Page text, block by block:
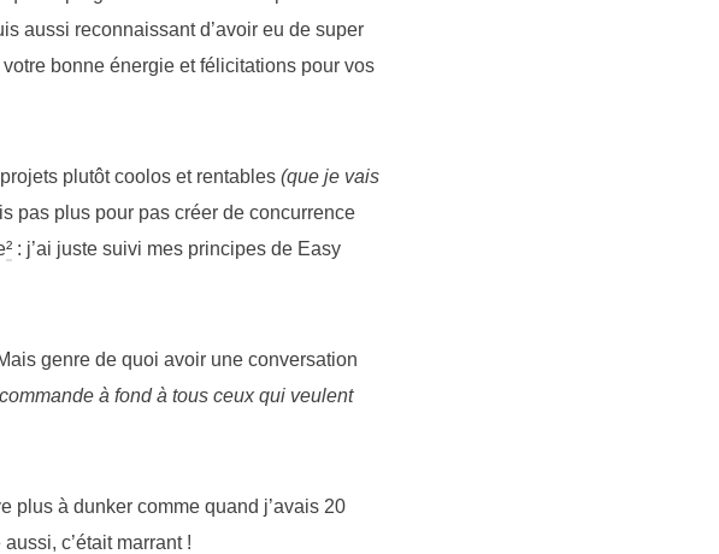
aussi reconnaissant d’avoir eu de super
bonne énergie et félicitations pour vos
plutôt coolos et rentables (que je vais
pas plus pour pas créer de concurrence
² : j’ai juste suivi mes principes de Easy
genre de quoi avoir une conversation
à fond à tous ceux qui veulent
plus à dunker comme quand j’avais 20
c’était marrant !